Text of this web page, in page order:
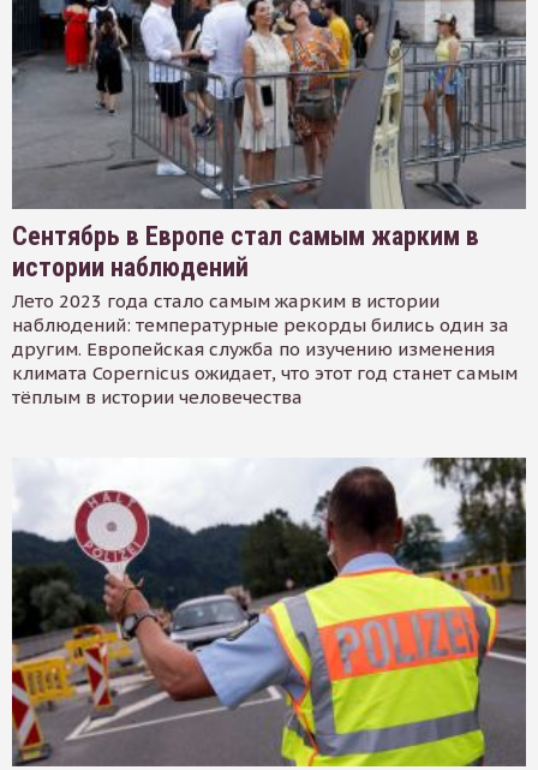
Сентябрь в Европе стал самым жарким в
истории наблюдений
Лето 2023 года стало самым жарким в истории
наблюдений: температурные рекорды бились один за
другим. Европейская служба по изучению изменения
климата Copernicus ожидает, что этот год станет самым
тёплым в истории человечества